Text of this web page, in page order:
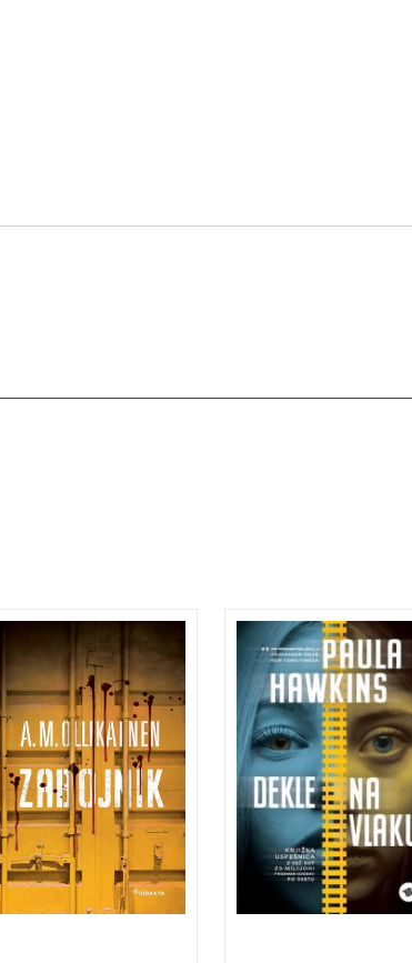
Nagrajeni finski
kriminalni roman.
Že prvi stavki
pritegnejo k branju,
da ga kar ne
moremo odložiti.
Spretno zapisano
zgodbo lahko
uvrstimo med
najboljše, kar
ponujajo
Knjižna uspešnica z
več kot 23 milijoni
prodanih izvodov po
svetu!